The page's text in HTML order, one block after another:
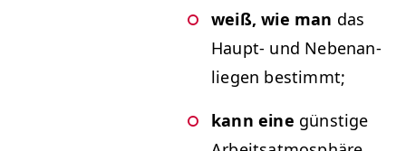
weiß, wie man das
Haupt- und Nebe­nan­
liegen bestimmt;
kann eine gün­stige